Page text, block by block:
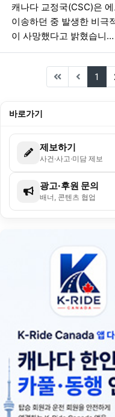
캐나다 교정국(CSC)은
이송하던 중 발생한 비극
이 사망했다고 밝혔습니…
1
바로가기
제보하기
사건·사고·미담 제보
광고·후원 문의
배너, 콘텐츠 협업